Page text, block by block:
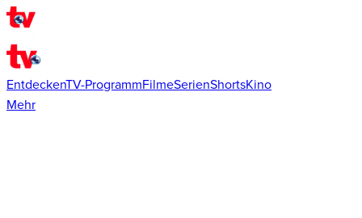
EntdeckenTV-ProgrammFilmeSerienShortsKino
Mehr